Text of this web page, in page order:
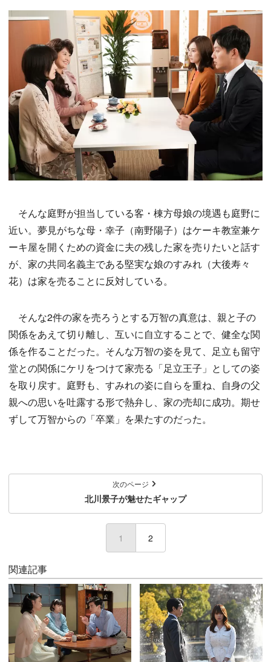
そんな庭野が担当している客・棟方母娘の境遇も庭野に
近い。夢見がちな母・幸子（南野陽子）はケーキ教室兼ケ
ーキ屋を開くための資金に夫の残した家を売りたいと話す
が、家の共同名義主である堅実な娘のすみれ（大後寿々
花）は家を売ることに反対している。
そんな2件の家を売ろうとする万智の真意は、親と子の
関係をあえて切り離し、互いに自立することで、健全な関
係を作ることだった。そんな万智の姿を見て、足立も留守
堂との関係にケリをつけて家売る「足立王子」としての姿
を取り戻す。庭野も、すみれの姿に自らを重ね、自身の父
親への思いを吐露する形で熱弁し、家の売却に成功。期せ
ずして万智からの「卒業」を果たすのだった。
次のページ
北川景子が魅せたギャップ
1 (current)
2
関連記事